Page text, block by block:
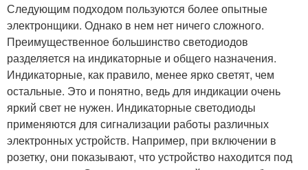
Следующим подходом пользуются более опытные
электронщики. Однако в нем нет ничего сложного.
Преимущественное большинство светодиодов
разделяется на индикаторные и общего назначения.
Индикаторные, как правило, менее ярко светят, чем
остальные. Это и понятно, ведь для индикации очень
яркий свет не нужен. Индикаторные светодиоды
применяются для сигнализации работы различных
электронных устройств. Например, при включении в
розетку, они показывают, что устройство находится под